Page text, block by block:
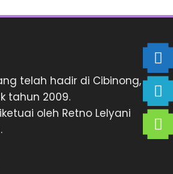
telah hadir di Cibinong,
tahun 2009.
oleh Retno Lelyani